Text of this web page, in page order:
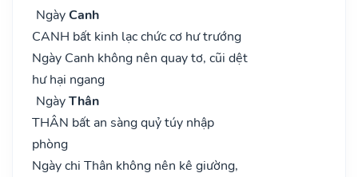
NgàyCanh
CANH bất kinh lạc chức cơ hư trướng
Ngày Canh không nên quay tơ, cũi dệt
hư hại ngang
NgàyThân
THÂN bất an sàng quỷ túy nhập
phòng
Ngày chi Thân không nên kê giường,